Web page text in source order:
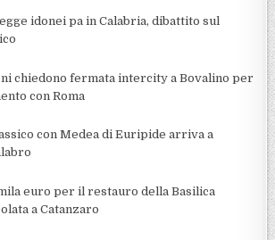
idonei pa in Calabria, dibattito sul
chiedono fermata intercity a Bovalino per
con Roma
con Medea di Euripide arriva a
euro per il restauro della Basilica
a Catanzaro